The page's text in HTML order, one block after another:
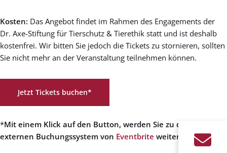
Kosten: Das Angebot findet im Rahmen des Engagements der
Dr. Axe-Stiftung für Tierschutz & Tierethik statt und ist deshalb
kostenfrei. Wir bitten Sie jedoch die Tickets zu stornieren, sollten
Sie nicht mehr an der Veranstaltung teilnehmen können.
Jetzt Tickets buchen*
*Mit einem Klick auf den Button, werden Sie zu dem
externen Buchungssystem von Eventbrite weitergeleitet.